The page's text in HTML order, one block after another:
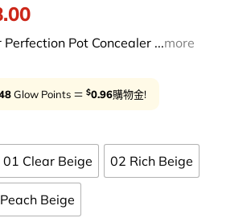
Current
price
is:
Perfection Pot Concealer ...more
Glow Points ＝ $0.96購物金!
01 Clear Beige 02 Rich Beige
Peach Beige